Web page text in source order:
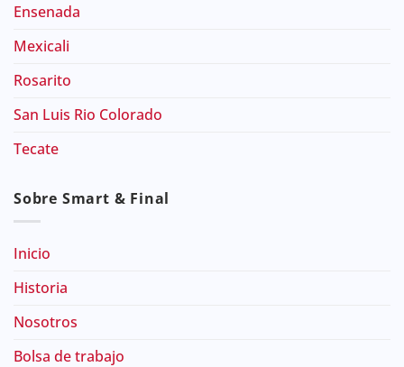
Ensenada
Mexicali
Rosarito
San Luis Rio Colorado
Tecate
Sobre Smart & Final
Inicio
Historia
Nosotros
Bolsa de trabajo